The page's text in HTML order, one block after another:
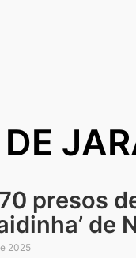
presos
de
2025